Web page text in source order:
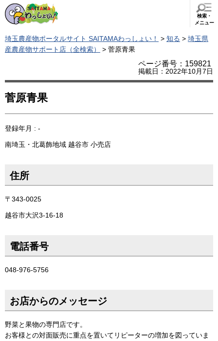
検索・
メニュー
埼玉農産物ポータルサイト SAITAMAわっしょい！ > 知る > 埼玉県
産農産物サポート店（全検索）
> 菅原青果
ページ番号：159821
掲載日：2022年10月7日
菅原青果
登録年月 : -
南埼玉・北葛飾地域 越谷市 小売店
住所
〒343-0025
越谷市大沢3-16-18
電話番号
048-976-5756
お店からのメッセージ
野菜と果物の専門店です。
お客様との対面販売に重点を置いてリピーターの増加を図っていま